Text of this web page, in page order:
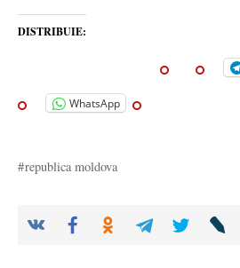
DISTRIBUIE:
WhatsApp
republica moldova